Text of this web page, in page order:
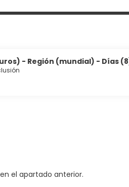
- Región (mundial) - Días
el apartado anterior.